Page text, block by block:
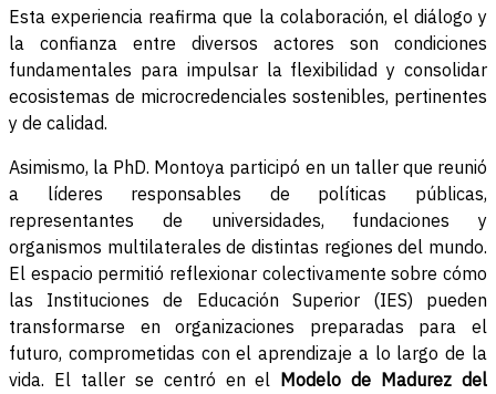
Esta experiencia reafirma que la colaboración, el diálogo y
la confianza entre diversos actores son condiciones
fundamentales para impulsar la flexibilidad y consolidar
ecosistemas de microcredenciales sostenibles, pertinentes
y de calidad.
Asimismo, la PhD. Montoya participó en un taller que reunió
a líderes responsables de políticas públicas,
representantes de universidades, fundaciones y
organismos multilaterales de distintas regiones del mundo.
El espacio permitió reflexionar colectivamente sobre cómo
las Instituciones de Educación Superior (IES) pueden
transformarse en organizaciones preparadas para el
futuro, comprometidas con el aprendizaje a lo largo de la
vida. El taller se centró en el Modelo de Madurez del